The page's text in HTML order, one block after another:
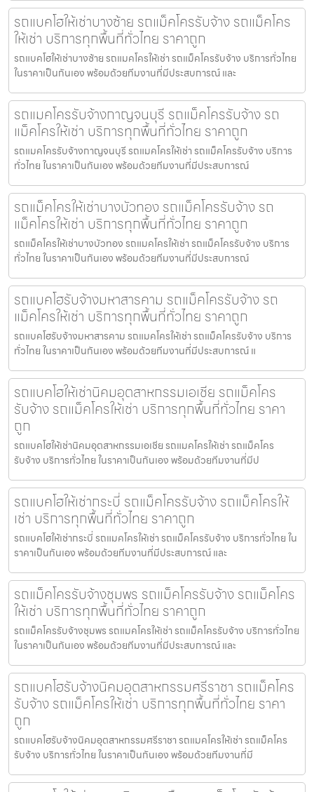
รถแบคโฮให้เช่าบางซ้าย รถแม็คโครรับจ้าง รถแม็คโคร
ให้เช่า บริการทุกพื้นที่ทั่วไทย ราคาถูก
รถแบคโฮให้เช่าบางซ้าย รถแมคโครให้เช่า รถแม็คโครรับจ้าง บริการทั่วไทย
ในราคาเป็นกันเอง พร้อมด้วยทีมงานที่มีประสบการณ์ และ
รถแมคโครรับจ้างกาญจนบุรี รถแม็คโครรับจ้าง รถ
แม็คโครให้เช่า บริการทุกพื้นที่ทั่วไทย ราคาถูก
รถแมคโครรับจ้างกาญจนบุรี รถแมคโครให้เช่า รถแม็คโครรับจ้าง บริการ
ทั่วไทย ในราคาเป็นกันเอง พร้อมด้วยทีมงานที่มีประสบการณ์
รถแม็คโครให้เช่าบางบัวทอง รถแม็คโครรับจ้าง รถ
แม็คโครให้เช่า บริการทุกพื้นที่ทั่วไทย ราคาถูก
รถแม็คโครให้เช่าบางบัวทอง รถแมคโครให้เช่า รถแม็คโครรับจ้าง บริการ
ทั่วไทย ในราคาเป็นกันเอง พร้อมด้วยทีมงานที่มีประสบการณ์
รถแบคโฮรับจ้างมหาสารคาม รถแม็คโครรับจ้าง รถ
แม็คโครให้เช่า บริการทุกพื้นที่ทั่วไทย ราคาถูก
รถแบคโฮรับจ้างมหาสารคาม รถแมคโครให้เช่า รถแม็คโครรับจ้าง บริการ
ทั่วไทย ในราคาเป็นกันเอง พร้อมด้วยทีมงานที่มีประสบการณ์ แ
รถแบคโฮให้เช่านิคมอุตสาหกรรมเอเชีย รถแม็คโคร
รับจ้าง รถแม็คโครให้เช่า บริการทุกพื้นที่ทั่วไทย ราคา
ถูก
รถแบคโฮให้เช่านิคมอุตสาหกรรมเอเชีย รถแมคโครให้เช่า รถแม็คโคร
รับจ้าง บริการทั่วไทย ในราคาเป็นกันเอง พร้อมด้วยทีมงานที่มีป
รถแบคโฮให้เช่ากระบี่ รถแม็คโครรับจ้าง รถแม็คโครให้
เช่า บริการทุกพื้นที่ทั่วไทย ราคาถูก
รถแบคโฮให้เช่ากระบี่ รถแมคโครให้เช่า รถแม็คโครรับจ้าง บริการทั่วไทย ใน
ราคาเป็นกันเอง พร้อมด้วยทีมงานที่มีประสบการณ์ และ
รถแม็คโครรับจ้างชุมพร รถแม็คโครรับจ้าง รถแม็คโคร
ให้เช่า บริการทุกพื้นที่ทั่วไทย ราคาถูก
รถแม็คโครรับจ้างชุมพร รถแมคโครให้เช่า รถแม็คโครรับจ้าง บริการทั่วไทย
ในราคาเป็นกันเอง พร้อมด้วยทีมงานที่มีประสบการณ์ และ
รถแบคโฮรับจ้างนิคมอุตสาหกรรมศรีราชา รถแม็คโคร
รับจ้าง รถแม็คโครให้เช่า บริการทุกพื้นที่ทั่วไทย ราคา
ถูก
รถแบคโฮรับจ้างนิคมอุตสาหกรรมศรีราชา รถแมคโครให้เช่า รถแม็คโคร
รับจ้าง บริการทั่วไทย ในราคาเป็นกันเอง พร้อมด้วยทีมงานที่มี